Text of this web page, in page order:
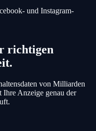
und Instagram-
richtigen
von Milliarden
Ihre Anzeige genau der